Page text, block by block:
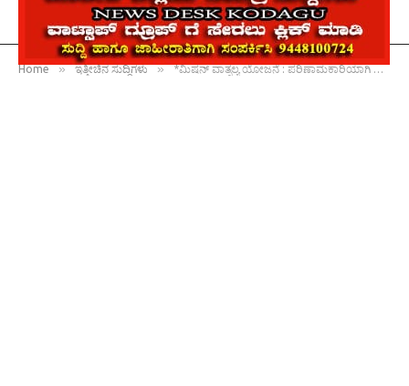
Home » ಇತ್ತೀಚಿನ ಸುದ್ದಿಗಳು » *ಮಿಷನ್ ವಾತ್ಸಲ್ಯ ಯೋಜನೆ : ಪರಿಣಾಮಕಾರಿಯಾಗಿ ಅನುಷ್ಠಾನಗೊಳಿಸಲು ಜಿಲ್ಲಾಧಿಕಾರಿ ವೆಂಕಟ್ ರಾಜಾ ಸೂಚನೆ*